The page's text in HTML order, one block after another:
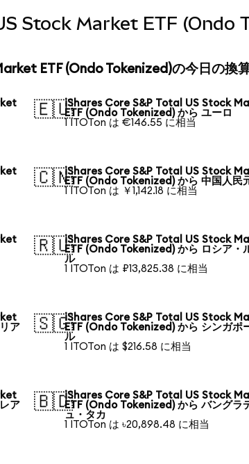
Stock Market ETF (Ondo
ETF (Ondo Tokenized)の今日の換
🇪🇺iShares Core S&P Total US Stock
ETF (Ondo Tokenized) から ユーロ
1 ITOTon は €146.55 に相当
🇨🇳iShares Core S&P Total US Stock
ETF (Ondo Tokenized) から 中国人民
1 ITOTon は ￥1,142.18 に相当
🇷🇺iShares Core S&P Total US Stock
ETF (Ondo Tokenized) から ロシア・
ル
1 ITOTon は ₽13,825.38 に相当
ア
🇸🇬iShares Core S&P Total US Stock
ETF (Ondo Tokenized) から シンガポ
ル
1 ITOTon は $216.58 に相当
ア
🇧🇩iShares Core S&P Total US Stock
ETF (Ondo Tokenized) から バングラ
ュ・タカ
1 ITOTon は ৳20,898.48 に相当